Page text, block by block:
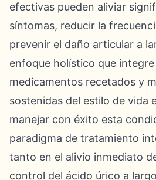
efectivas pueden aliviar
síntomas, reducir la
prevenir el daño articular a
enfoque holístico que
medicamentos recetados y
sostenidas del estilo de vida
manejar con éxito esta
paradigma de tratamiento
tanto en el alivio inmediato
control del ácido úrico a